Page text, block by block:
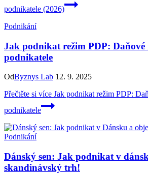
podnikatele (2026)
Podnikání
Jak podnikat režim PDP: Daňové
podnikatele
OdByznys Lab 12. 9. 2025
Přečtěte si více Jak podnikat režim PDP:
podnikatele
Podnikání
Dánský sen: Jak podnikat v
skandinávský trh!